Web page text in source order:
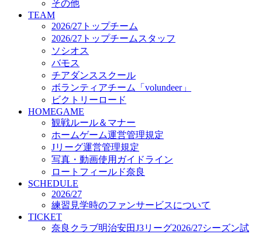
TICKET
奈良クラブ明治安田J3リーグ2026/27シーズン試
合観戦チケット
奈良クラブ明治安田Ｊ3リーグ 2026/27シーズン
「鹿パス」
観戦ルール＆マナー
FANCOMMUNITY
2026/27ファンコミュニティ
サポートショップ
GOODS
オフィシャルストア（実店舗）
オンラインストア
ACADEMY
アカデミーについて
プロジェクト
コーチ&スタッフ
ジュニア
ジュニアユース
ユース
その他
TEAM
2026/27トップチーム
2026/27トップチームスタッフ
ソシオス
バモス
チアダンススクール
ボランティアチーム「volundeer」
ビクトリーロード
HOMEGAME
観戦ルール＆マナー
ホームゲーム運営管理規定
Jリーグ運営管理規定
写真・動画使用ガイドライン
ロートフィールド奈良
SCHEDULE
2026/27
練習見学時のファンサービスについて
TICKET
奈良クラブ明治安田J3リーグ2026/27シーズン試